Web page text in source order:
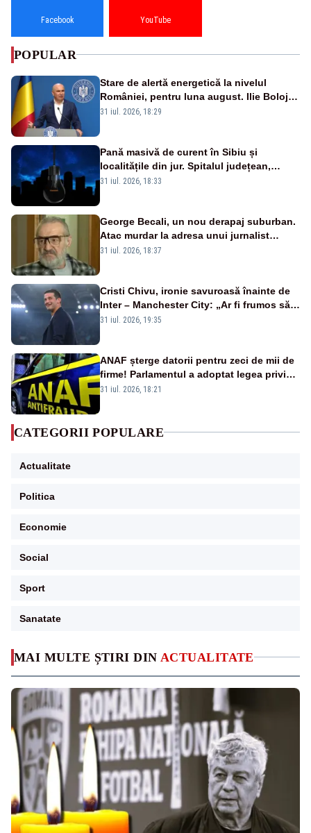
MAI MULTE ȘTIRI DIN ACTUALITATE
Facebook YouTube
POPULAR
Stare de alertă energetică la nivelul
României, pentru luna august. Ilie Bolojan
a anunțat importuri și posibile restricții –
31 iul. 2026, 18:29
Pană masivă de curent în Sibiu și
localitățile din jur. Spitalul județean,
semafoarele, rețelele de telefonie, grav
31 iul. 2026, 18:33
George Becali, un nou derapaj suburban.
Atac murdar la adresa unui jurnalist
sportiv – AUDIO
31 iul. 2026, 18:37
Cristi Chivu, ironie savuroasă înainte de
Inter – Manchester City: „Ar fi frumos să
mai cumpărați și de la noi”
31 iul. 2026, 19:35
ANAF șterge datorii pentru zeci de mii de
firme! Parlamentul a adoptat legea privind
amnistia fiscală
31 iul. 2026, 18:21
CATEGORII POPULARE
Actualitate
Politica
Economie
Social
Sport
Sanatate